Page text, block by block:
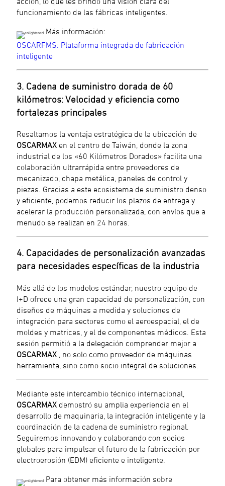
funcionamiento de las fábricas inteligentes.
Más información:
OSCARFMS: Plataforma integrada de fabricación
inteligente
3. Cadena de suministro dorada de 60
kilómetros: Velocidad y eficiencia como
fortalezas principales
Resaltamos la ventaja estratégica de la ubicación de
OSCARMAX en el centro de Taiwán, donde la zona
industrial de los «60 Kilómetros Dorados» facilita una
colaboración ultrarrápida entre proveedores de
mecanizado, chapa metálica, paneles de control y
piezas. Gracias a este ecosistema de suministro denso
y eficiente, podemos reducir los plazos de entrega y
acelerar la producción personalizada, con envíos que a
menudo se realizan en 24 horas.
4. Capacidades de personalización avanzadas
para necesidades específicas de la industria
Más allá de los modelos estándar, nuestro equipo de
I+D ofrece una gran capacidad de personalización, con
diseños de máquinas a medida y soluciones de
integración para sectores como el aeroespacial, el de
moldes y matrices, y el de componentes médicos. Esta
sesión permitió a la delegación comprender mejor a
OSCARMAX , no solo como proveedor de máquinas
herramienta, sino como socio integral de soluciones.
Mediante este intercambio técnico internacional,
OSCARMAX demostró su amplia experiencia en el
desarrollo de maquinaria, la integración inteligente y la
coordinación de la cadena de suministro regional.
Seguiremos innovando y colaborando con socios
globales para impulsar el futuro de la fabricación por
electroerosión (EDM) eficiente e inteligente.
Para obtener más información sobre